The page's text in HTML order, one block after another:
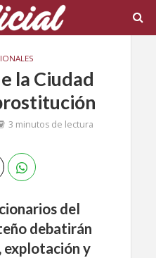
la Ciudad
3 minutos de lectura
del
debatirán
explotación y